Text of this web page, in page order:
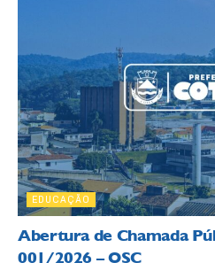
EDUCAÇÃO
Abertura de Chamada
001/2026 – OSC